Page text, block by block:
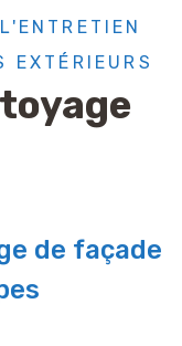
EXTÉRIEURS
de façade